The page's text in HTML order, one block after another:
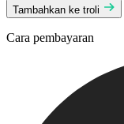
Tambahkan ke troli
Cara pembayaran